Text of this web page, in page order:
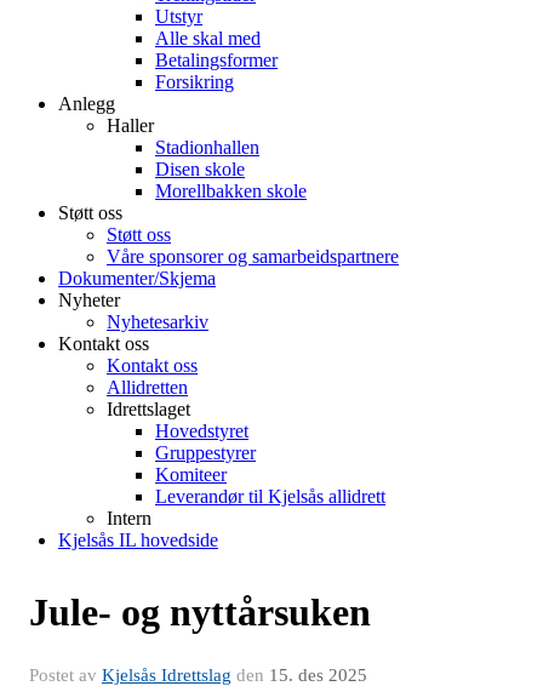
Utstyr
Alle skal med
Betalingsformer
Forsikring
Anlegg
Haller
Stadionhallen
Disen skole
Morellbakken skole
Støtt oss
Støtt oss
Våre sponsorer og samarbeidspartnere
Dokumenter/Skjema
Nyheter
Nyhetesarkiv
Kontakt oss
Kontakt oss
Allidretten
Idrettslaget
Hovedstyret
Gruppestyrer
Komiteer
Leverandør til Kjelsås allidrett
Intern
Kjelsås IL hovedside
Jule- og nyttårsuken
Postet av Kjelsås Idrettslag den 15. des 2025